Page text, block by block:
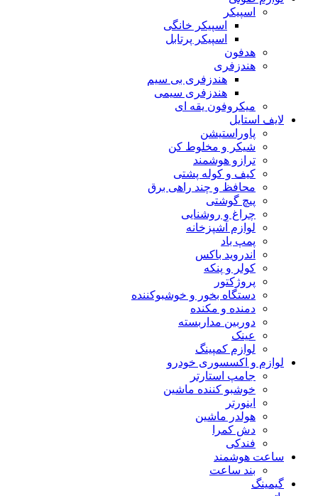
اسپیکر
اسپیکر خانگی
اسپیکر پرتابل
هدفون
هندزفری
هندزفری بی سیم
هندزفری سیمی
میکروفون یقه ای
لایف استایل
پاوراستیشن
شیکر و مخلوط کن
ترازو هوشمند
کیف و کوله پشتی
محافظ و چند راهی برق
پیچ گوشتی
چراغ و روشنایی
لوازم آشپزخانه
پمپ باد
اندروید باکس
کولر و پنکه
پروژکتور
دستگاه بخور و خوشبوکننده
دمنده و مکنده
دوربین مداربسته
عینک
لوازم کمپینگ
لوازم و اکسسوری خودرو
جامپ استارتر
خوشبو کننده ماشین
اینورتر
هولدر ماشین
دش کمرا
فندکی
ساعت هوشمند
بند ساعت
گیمینگ